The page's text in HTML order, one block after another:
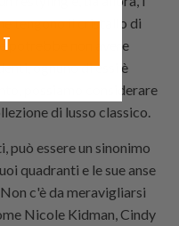
tengono il cristallo di
potrebbe non avere
ognuno di essi è
possiamo considerare
di lusso classico.
può essere un sinonimo
quadranti e le sue anse
c'è da meravigliarsi
Nicole Kidman, Cindy